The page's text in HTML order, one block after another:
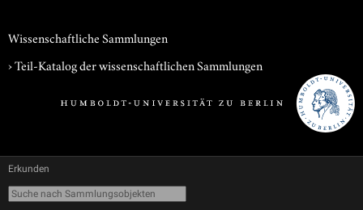
Wissenschaftliche Sammlungen
› Teil-Katalog der wissenschaftlichen Sammlungen
Erkunden